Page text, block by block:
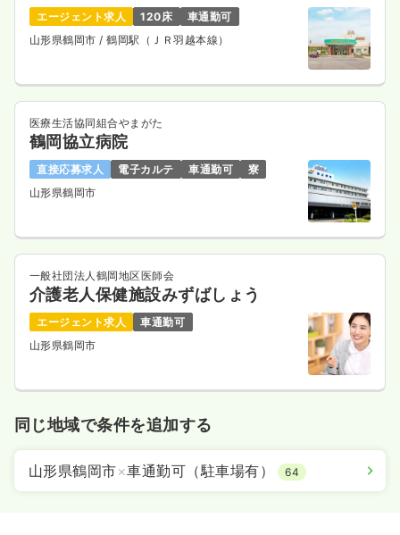
エージェント求人 120床
車通勤可
山形県鶴岡市 / 鶴岡駅（ＪＲ羽越本線）
医療生活協同組合やまがた
鶴岡協立病院
直接応募求人 電子カルテ 車通勤可
寮
山形県鶴岡市
一般社団法人鶴岡地区医師会
介護老人保健施設みずばしょう
エージェント求人
車通勤可
山形県鶴岡市
同じ地域で条件を追加する
山形県鶴岡市×車通勤可（駐車場有） 64